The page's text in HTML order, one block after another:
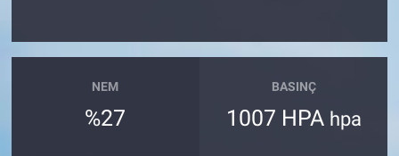
NEM
%27
BASINÇ
1007 HPA hpa